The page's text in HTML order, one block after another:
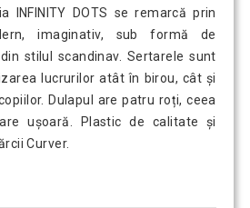
INFINITY DOTS se remarcă prin
imaginativ, sub formă de
stilul scandinav. Sertarele sunt
lucrurilor atât în ​​birou, cât și
Dulapul are patru roți, ceea
ușoară. Plastic de calitate și
Curver.